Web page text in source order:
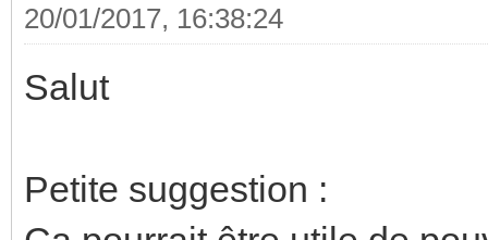
20/01/2017, 16:38:24
Salut
Petite suggestion :